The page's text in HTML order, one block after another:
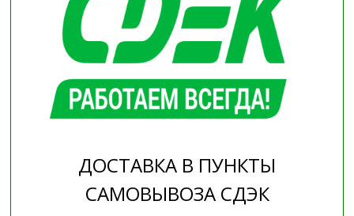
ДОСТАВКА В ПУНКТЫ
САМОВЫВОЗА СДЭК